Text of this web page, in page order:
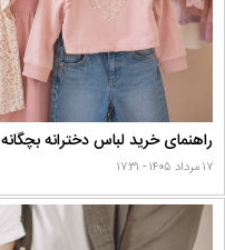
راهنمای خرید لباس دخترانه بچگانه
۱۷ مرداد ۱۴۰۵ - ۱۷:۳۱